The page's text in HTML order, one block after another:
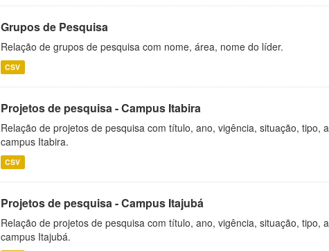
Grupos de Pesquisa
Relação de grupos de pesquisa com nome, área, nome do líder.
CSV
Projetos de pesquisa - Campus Itabira
Relação de projetos de pesquisa com título, ano, vigência, situação, tipo,
campus Itabira.
CSV
Projetos de pesquisa - Campus Itajubá
Relação de projetos de pesquisa com título, ano, vigência, situação, tipo,
campus Itajubá.